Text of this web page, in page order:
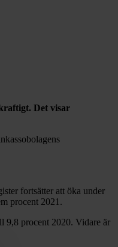
Det visar
fortsätter att öka under
procent 2021.
9,8 procent 2020. Vidare är